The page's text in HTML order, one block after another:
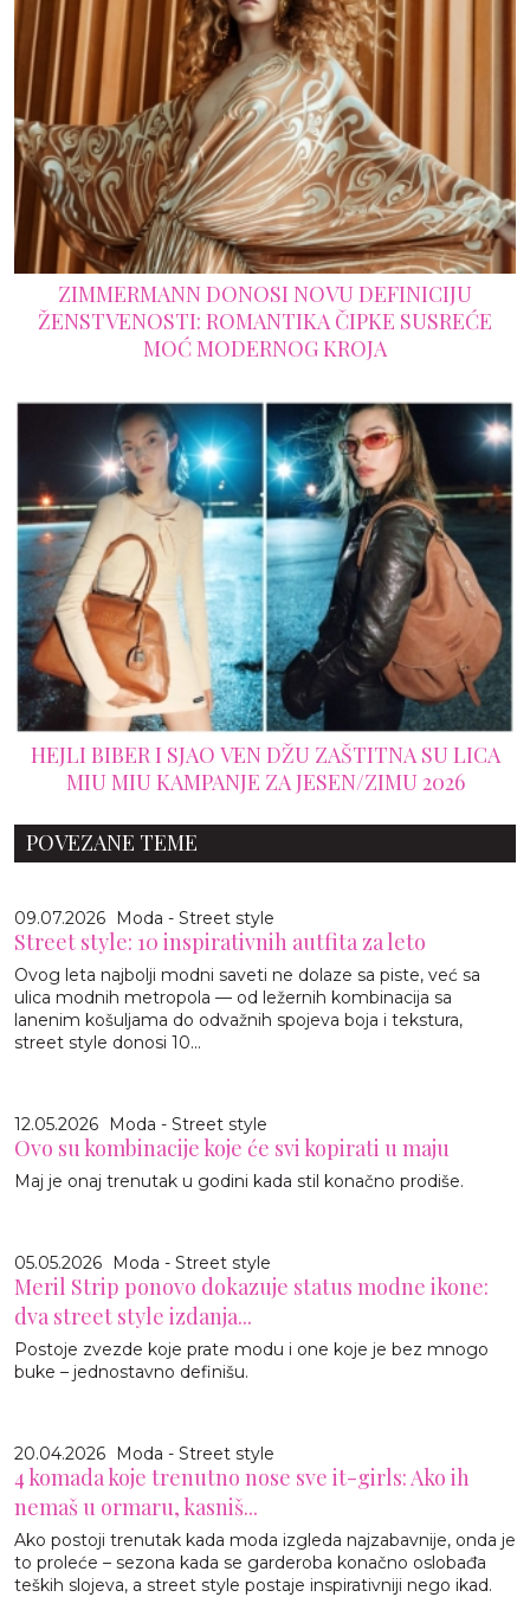
ZIMMERMANN DONOSI NOVU DEFINICIJU
ŽENSTVENOSTI: ROMANTIKA ČIPKE SUSREĆE
MOĆ MODERNOG KROJA
HEJLI BIBER I SJAO VEN DŽU ZAŠTITNA SU LICA
MIU MIU KAMPANJE ZA JESEN/ZIMU 2026
POVEZANE TEME
09.07.2026 Moda - Street style
Street style: 10 inspirativnih autfita za leto
Ovog leta najbolji modni saveti ne dolaze sa piste, već sa
ulica modnih metropola — od ležernih kombinacija sa
lanenim košuljama do odvažnih spojeva boja i tekstura,
street style donosi 10...
12.05.2026 Moda - Street style
Ovo su kombinacije koje će svi kopirati u maju
Maj je onaj trenutak u godini kada stil konačno prodiše.
05.05.2026 Moda - Street style
Meril Strip ponovo dokazuje status modne ikone:
dva street style izdanja...
Postoje zvezde koje prate modu i one koje je bez mnogo
buke – jednostavno definišu.
20.04.2026 Moda - Street style
4 komada koje trenutno nose sve it-girls: Ako ih
nemaš u ormaru, kasniš...
Ako postoji trenutak kada moda izgleda najzabavnije, onda je
to proleće – sezona kada se garderoba konačno oslobađa
teških slojeva, a street style postaje inspirativniji nego ikad.